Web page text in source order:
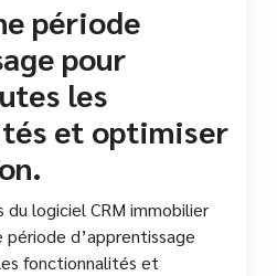
période
pour
les
et optimiser
du logiciel CRM immobilier
d’apprentissage
fonctionnalités et